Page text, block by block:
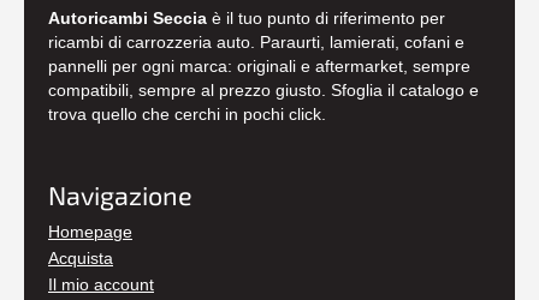
Autoricambi Seccia è il tuo punto di riferimento per
ricambi di carrozzeria auto. Paraurti, lamierati, cofani e
pannelli per ogni marca: originali e aftermarket, sempre
compatibili, sempre al prezzo giusto. Sfoglia il catalogo e
trova quello che cerchi in pochi click.
Navigazione
Homepage
Acquista
Il mio account